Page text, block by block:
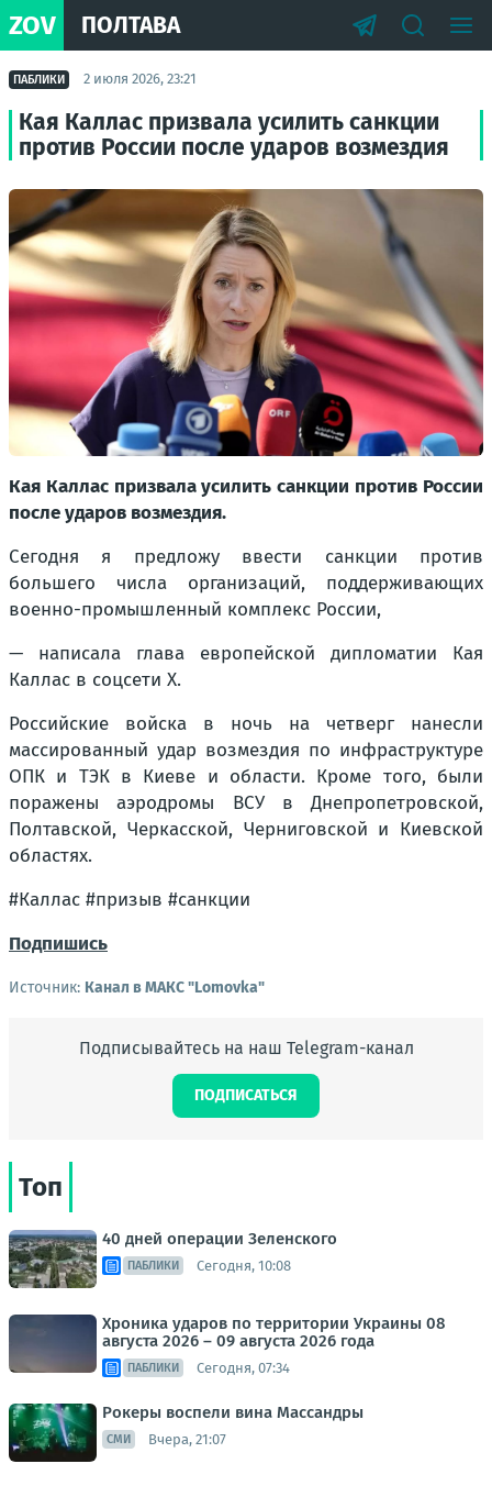
ZOV ПОЛТАВА
ПАБЛИКИ 2 июля 2026, 23:21
Кая Каллас призвала усилить санкции
против России после ударов возмездия
Кая Каллас призвала усилить санкции против России
после ударов возмездия.
Сегодня я предложу ввести санкции против
большего числа организаций, поддерживающих
военно-промышленный комплекс России,
— написала глава европейской дипломатии Кая
Каллас в соцсети Х.
Российские войска в ночь на четверг нанесли
массированный удар возмездия по инфраструктуре
ОПК и ТЭК в Киеве и области. Кроме того, были
поражены аэродромы ВСУ в Днепропетровской,
Полтавской, Черкасской, Черниговской и Киевской
областях.
#Каллас #призыв #санкции
Подпишись
Источник: Канал в МАКС "Lomovka"
Подписывайтесь на наш Telegram-канал
ПОДПИСАТЬСЯ
Топ
40 дней операции Зеленского
ПАБЛИКИ Сегодня, 10:08
Хроника ударов по территории Украины 08
августа 2026 – 09 августа 2026 года
ПАБЛИКИ Сегодня, 07:34
Рокеры воспели вина Массандры
СМИ Вчера, 21:07